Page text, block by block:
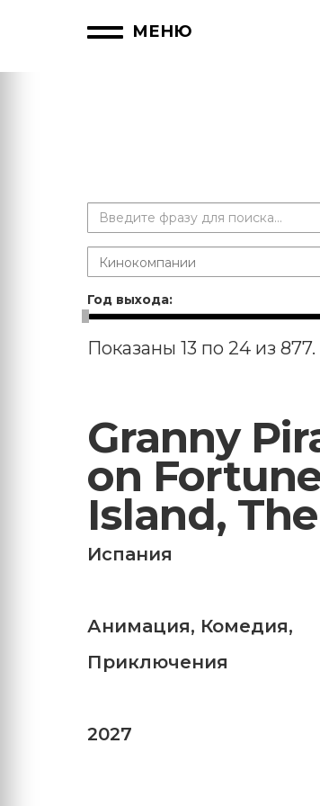
МЕНЮ
Год выхода:
Показаны 13 по 24 из 877.
Granny
on
Island, The
Испания
Анимация, Комедия,
Приключения
2027